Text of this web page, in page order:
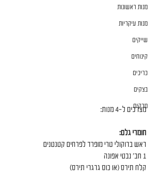
מנות ראשונות
מנות עיקריות
שייקים
קינוחים
כריכים
בצקים
מרקים
מצרכים ל-4 מנות:
חומרי גלם:
ראש ברוקולי טרי מופרד לפרחים קטנטנים
1 חב׳ נבטי אפונה
קלח תירס (או כוס גרגרי תירס)